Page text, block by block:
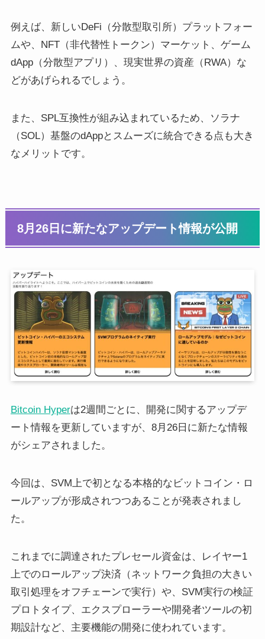
例えば、新しいDeFi（分散型取引所）プラットフォー
ムや、NFT（非代替性トークン）マーケット、ゲーム
dApp（分散型アプリ）、現実世界の資産（RWA）な
どがあげられるでしょう。
また、SPL互換性が組み込まれているため、ソラナ
（SOL）基盤のdAppとスムーズに統合できる点も大き
なメリットです。
8月26日に新たなアップデート情報が公開
Bitcoin Hyperは2週間ごとに、開発に関するアップデ
ート情報を更新していますが、8月26日に新たな情報
がシェアされました。
今回は、SVM上で初となる本格的なビットコイン・ロ
ールアップが形成されつつあることが発表されまし
た。
これまでに調達されたプレセール資金は、レイヤー1
上でのロールアップ決済（ネットワーク負担の大きい
取引処理をオフチェーンで実行）や、SVM実行の検証
プロトタイプ、エクスプローラーや開発者ツールの初
期設計など、主要機能の開発に使われています。